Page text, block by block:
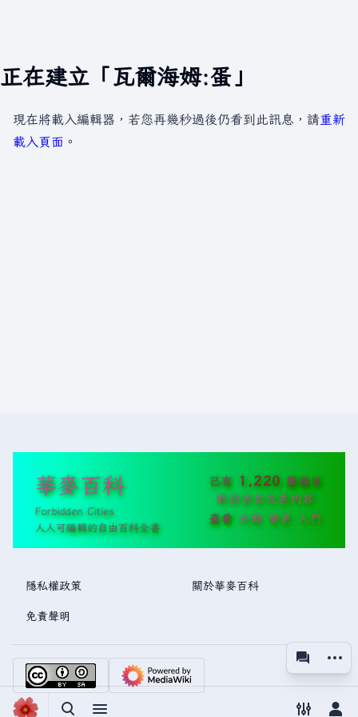
正在建立「瓦爾海姆:蛋」
視圖
更多
現在將載入編輯器，若您再幾秒過後仍看到此訊息，請重新
載入頁面 。
華麥百科
Forbidden Cities
人人可編輯的自由百科全書
已有 1,220 篇條目
歡迎各位完善內容
查看 分類 變更 入門
隱私權政策 關於華麥百科
免責聲明